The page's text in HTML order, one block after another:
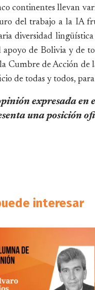
continentes llevan
del trabajo a la IA
diversidad
apoyo de Bolivia y de
Cumbre de Acción de
de todas y todos,
expresada en
una posición
interesar